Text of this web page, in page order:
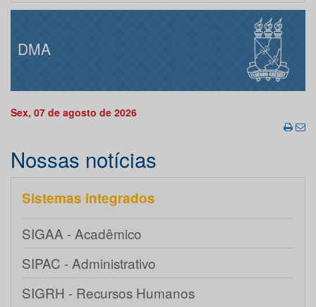
DMA
Sex, 07 de agosto de 2026
Nossas notícias
Sistemas integrados
SIGAA - Acadêmico
SIPAC - Administrativo
SIGRH - Recursos Humanos